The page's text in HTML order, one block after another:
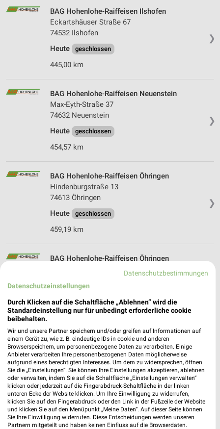
❯
BAG Hohenlohe-Raiffeisen Ilshofen
Eckartshäuser Straße 67
74532 Ilshofen
Heute
geschlossen
445,00 km
❯
BAG Hohenlohe-Raiffeisen Neuenstein
Max-Eyth-Straße 37
74632 Neuenstein
Heute
geschlossen
454,57 km
❯
BAG Hohenlohe-Raiffeisen Öhringen
Hindenburgstraße 13
74613 Öhringen
Heute
geschlossen
459,19 km
BAG Hohenlohe-Raiffeisen Öhringen
459,65 km
Bazle GÖPPINGEN
SCHORNDORFER STR. 50
73035 GÖPPINGEN
Heute
geschlossen
500,23 km
Dehner Markt Eislingen
Datenschutzbestimmungen
Datenschutzeinstellungen
Durch Klicken auf die Schaltfläche „Ablehnen“ wird die
Standardeinstellung nur für unbedingt erforderliche cookie
beibehalten.
Wir und unsere Partner speichern und/oder greifen auf Informationen auf
einem Gerät zu, wie z. B. eindeutige IDs in cookie und anderen
Browserspeichern, um personenbezogene Daten zu verarbeiten. Einige
Anbieter verarbeiten Ihre personenbezogenen Daten möglicherweise
aufgrund eines berechtigten Interesses. Um dem zu widersprechen, öffnen
Sie die „Einstellungen“. Sie können Ihre Einstellungen akzeptieren, ablehnen
oder verwalten, indem Sie auf die Schaltfläche „Einstellungen verwalten“
klicken oder jederzeit auf die Fingerabdruck-Schaltfläche in der linken
unteren Ecke der Website klicken. Um Ihre Einwilligung zu widerrufen,
klicken Sie auf den Fingerabdruck oder den Link in der Fußzeile der Website
und klicken Sie auf den Menüpunkt „Meine Daten“. Auf dieser Seite können
Sie Ihre Einwilligung widerrufen. Diese Entscheidungen werden unseren
Partnern mitgeteilt und haben keinen Einfluss auf die Browserdaten.